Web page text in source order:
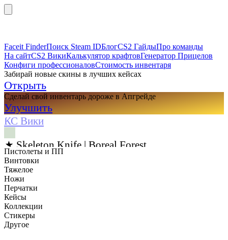
Faceit FinderПоиск Steam IDБлогCS2 ГайдыПро команды
На сайтCS2 ВикиКалькулятор крафтовГенератор Прицелов
Конфиги профессионаловСтоимость инвентаря
Забирай новые скины в лучших кейсах
Открыть
Сделай свой инвентарь дороже в Апгрейде
Улучшить
КС Вики
★ Skeleton Knife | Boreal Forest
Пистолеты и ПП
Винтовки
Тяжелое
Ножи
Перчатки
Кейсы
Коллекции
Стикеры
Другое